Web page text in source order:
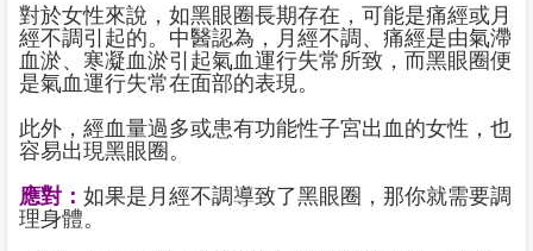
對於女性來說，如黑眼圈長期存在，可能是痛經或月
經不調引起的。中醫認為，月經不調、痛經是由氣滯
血淤、寒凝血淤引起氣血運行失常所致，而黑眼圈便
是氣血運行失常在面部的表現。
此外，經血量過多或患有功能性子宮出血的女性，也
容易出現黑眼圈。
應對： 如果是月經不調導致了黑眼圈，那你就需要調
理身體。